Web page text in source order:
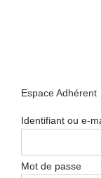
Espace Adhérent
Identifiant ou e-
Mot de passe